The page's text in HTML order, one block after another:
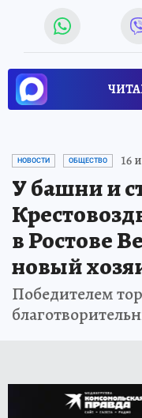
НОВОСТИ ОБЩЕСТВО 16
У башни и
в Ростове
новый
Победителем